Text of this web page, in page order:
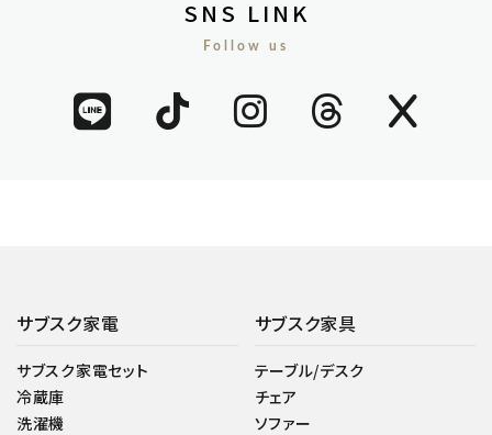
SNS LINK
Follow us
サブスク家電
サブスク家電セット
冷蔵庫
洗濯機
サブスク家具
テーブル/デスク
チェア
ソファー